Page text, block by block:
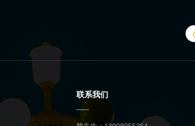
联系我们